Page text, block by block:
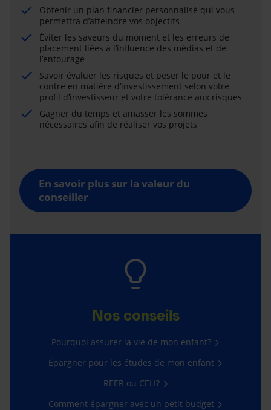
Obtenir un plan financier personnalisé qui vous
permettra d’atteindre vos objectifs
Éviter les saveurs du moment et les erreurs de
placement liées à l’influence des médias et de
l’entourage
Savoir évaluer les risques et peser le pour et le
contre en matière d’investissement selon votre
profil d’investisseur et votre tolérance aux risques
Gagner du temps et amasser les sommes
nécessaires afin de réaliser vos projets
En savoir plus sur la valeur du
conseiller
Nos conseils
Pourquoi assurer la vie de mon enfant?
Épargner pour les études de mon enfant
REER ou CELI?
Comment épargner avec un petit budget